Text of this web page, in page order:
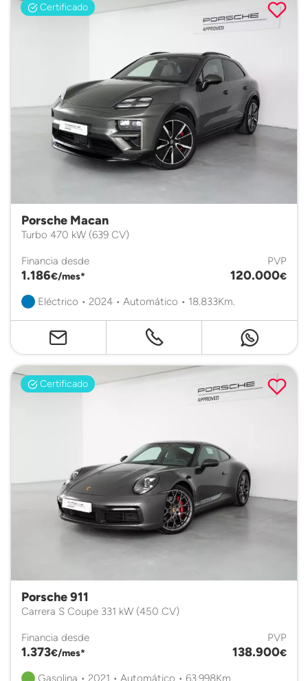
Certificado
Porsche Macan
Turbo 470 kW (639 CV)
Financia desde
1.186€/mes*
PVP
120.000€
Eléctrico • 2024 • Automático • 18.833Km.
Certificado
Porsche 911
Carrera S Coupe 331 kW (450 CV)
Financia desde
1.373€/mes*
PVP
138.900€
Gasolina • 2021 • Automático • 63.998Km.